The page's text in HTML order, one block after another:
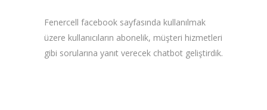
Fenercell facebook sayfasında kullanılmak
üzere kullanıcıların abonelik, müşteri hizmetleri
gibi sorularına yanıt verecek chatbot geliştirdik.